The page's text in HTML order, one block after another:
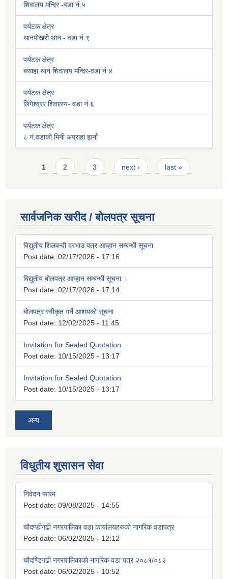
शिवालय मन्दिर -वडा नं.५
पर्यटक क्षेत्र
थानपोखरी थान - वडा नं.९
पर्यटक क्षेत्र
बसाहा थान शिवालय मन्दिर-वडा नं ४
पर्यटक क्षेत्र
लिंगेश्व्रर शिवालय- वडा नं.६
पर्यटक क्षेत्र
८ नं.वडाको मिनी अप्राहा झर्ना
Pages
1 2 3 next › last »
सार्वजनिक खरीद / बोलपत्र सूचना
विद्युतीय शिलवन्दी दरभाउ पत्र आव्हान सम्बन्धी सूचना
Post date: 02/17/2026 - 17:16
विद्युतीय बोलपत्र आव्हान सम्बन्धी सूचना ।
Post date: 02/17/2026 - 17:14
बोलपत्र स्वीकृत गर्ने आशयको सूचना
Post date: 12/02/2025 - 11:45
Invitation for Sealed Quotation
Post date: 10/15/2025 - 13:17
Invitation for Sealed Quotation
Post date: 10/15/2025 - 13:17
अन्य
विधुतीय शुसासन सेवा
निवेदन फारम
Post date: 09/08/2025 - 14:55
चौदण्डीगढी नगरपालिका वडा कार्यालयहरुको नागरिक वडापत्र
Post date: 06/02/2025 - 12:12
चौदण्डिगढी नगरपालिकाको नागरिक वडा पत्र २०८१/०८२
Post date: 06/02/2025 - 10:52